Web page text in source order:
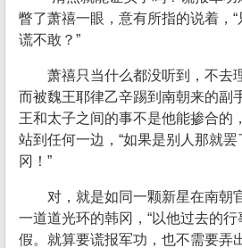
瞥了萧禧一眼，意有所指的说着，
谎不敢？”
萧禧只当什么都没听到，不去
而被魏王耶律乙辛踢到南朝来的副
王和太子之间的事不是他能掺合的
站到任何一边，“如果是别人那就
冈！”
对，就是如同一颗新星在南朝
一道道光环的韩冈，“以他过去的
假。就算要谎报军功，也不需要弄